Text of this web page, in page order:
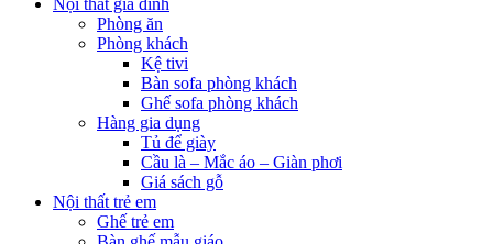
Phòng ăn
Phòng khách
Kệ tivi
Bàn sofa phòng khách
Ghế sofa phòng khách
Hàng gia dụng
Tủ để giày
Cầu là – Mắc áo – Giàn phơi
Giá sách gỗ
Nội thất trẻ em
Ghế trẻ em